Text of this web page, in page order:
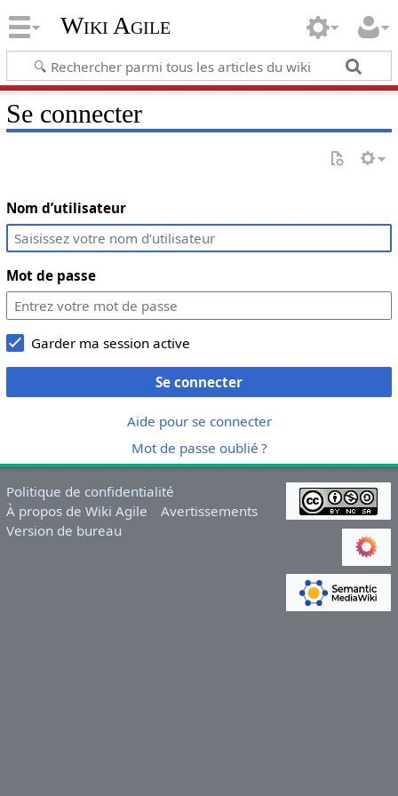
Wiki Agile
Se connecter
Nom d’utilisateur
Mot de passe
Garder ma session active
Se connecter
Aide pour se connecter
Mot de passe oublié ?
Politique de confidentialité
À propos de Wiki Agile
Avertissements
Version de bureau